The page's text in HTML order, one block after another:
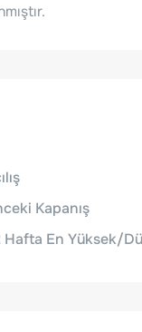
Kapanış
Hafta En Yüksek/